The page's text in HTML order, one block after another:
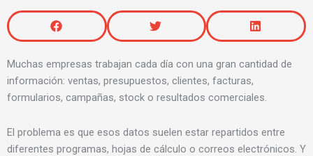
Muchas empresas trabajan cada día con una gran cantidad de
información: ventas, presupuestos, clientes, facturas,
formularios, campañas, stock o resultados comerciales.
El problema es que esos datos suelen estar repartidos entre
diferentes programas, hojas de cálculo o correos electrónicos. Y